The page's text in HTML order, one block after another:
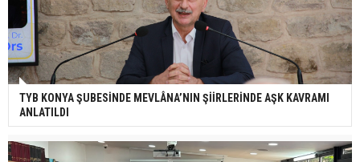
TYB KONYA ŞUBESİNDE MEVLÂNA’NIN ŞİİRLERİNDE AŞK KAVRAMI
ANLATILDI